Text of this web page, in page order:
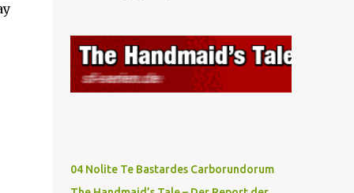
konservative Intellektuelle, an den
Sitzungen des Rates teilnehmen kann, aber
die anderen zukünftigen Kommandanten
um ein für Gilead lebenswichtiges
04 Nolite Te Bastardes Carborundorum